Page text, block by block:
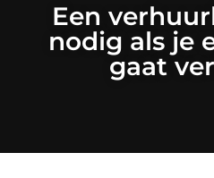
Een
nodig als je
gaat